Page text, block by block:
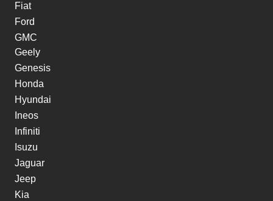
Fiat
Ford
GMC
Geely
Genesis
Honda
Hyundai
Ineos
Infiniti
Isuzu
Jaguar
Jeep
Kia